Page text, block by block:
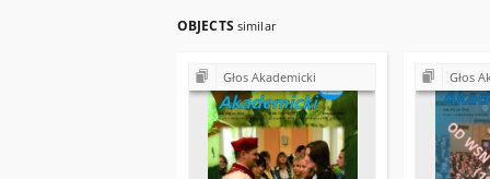
OBJECTS similar
Głos Akademicki Głos